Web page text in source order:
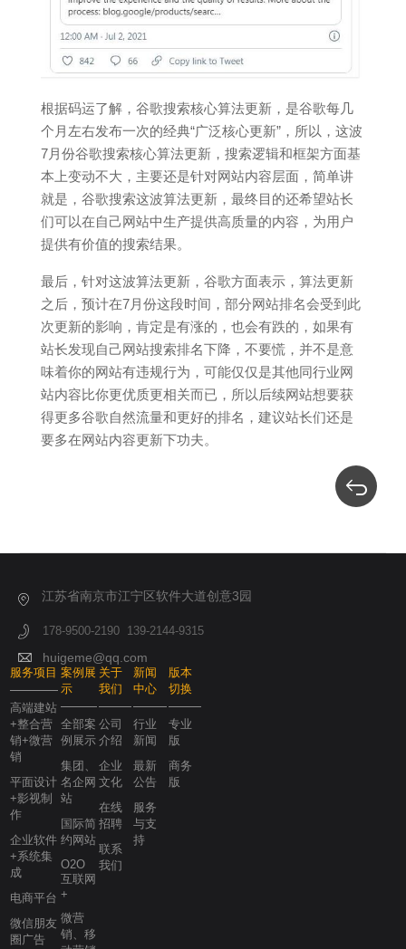
根据码运了解，谷歌搜索核心算法更新，是谷歌每几
个月左右发布一次的经典“广泛核心更新”，所以，这波
7月份谷歌搜索核心算法更新，搜索逻辑和框架方面基
本上变动不大，主要还是针对网站内容层面，简单讲
就是，谷歌搜索这波算法更新，最终目的还希望站长
们可以在自己网站中生产提供高质量的内容，为用户
提供有价值的搜索结果。
最后，针对这波算法更新，谷歌方面表示，算法更新
之后，预计在7月份这段时间，部分网站排名会受到此
次更新的影响，肯定是有涨的，也会有跌的，如果有
站长发现自己网站搜索排名下降，不要慌，并不是意
味着你的网站有违规行为，可能仅仅是其他同行业网
站内容比你更优质更相关而已，所以后续网站想要获
得更多谷歌自然流量和更好的排名，建议站长们还是
要多在网站内容更新下功夫。
江苏省南京市江宁区软件大道创意3园
178-9500-2190 139-2144-9315
huigeme@qq.com
服务项目
高端建站
+整合营
销+微营
销
平面设计
+影视制
作
企业软件
+系统集
成
电商平台
微信朋友
圈广告
案例展
示
全部案
例展示
集团、
名企网
站
国际简
约网站
O2O
互联网
+
微营
销、移
关于
我们
公司
介绍
企业
文化
在线
招聘
联系
我们
新闻
中心
行业
新闻
最新
公告
服务
与支
持
版本
切换
专业
版
商务
版